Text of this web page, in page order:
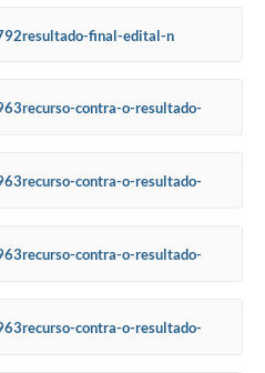
final-edital-n
contra-o-resultado-
contra-o-resultado-
contra-o-resultado-
contra-o-resultado-